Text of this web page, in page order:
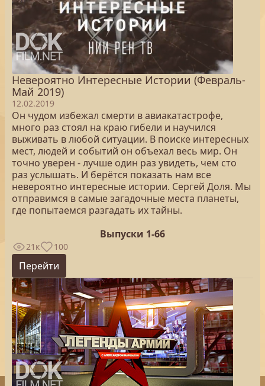
Невероятно Интересные Истории (Февраль-
Май 2019)
12.02.2019
Он чудом избежал смерти в авиакатастрофе,
много раз стоял на краю гибели и научился
выживать в любой ситуации. В поиске интересных
мест, людей и событий он объехал весь мир. Он
точно уверен - лучше один раз увидеть, чем сто
раз услышать. И берётся показать нам все
невероятно интересные истории. Сергей Доля. Мы
отправимся в самые загадочные места планеты,
где попытаемся разгадать их тайны.
Выпуски 1-66
21к 100
Перейти